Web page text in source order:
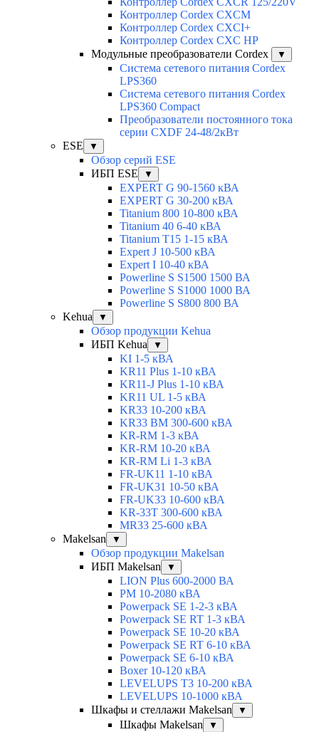
Контроллер Cordex CXCM
Контроллер Cordex CXCI+
Контроллер Cordex CXC HP
Модульные преобразователи Cordex
▼
Система сетевого питания Cordex
LPS360
Система сетевого питания Cordex
LPS360 Compact
Преобразователи постоянного тока
серии CXDF 24-48/2кВт
ESE
▼
Обзор серий ESE
ИБП ESE
▼
EXPERT G 90-1560 кВА
EXPERT G 30-200 кВА
Titanium 800 10-800 кВА
Titanium 40 6-40 кВА
Titanium T15 1-15 кВА
Expert J 10-500 кВА
Expert I 10-40 кВА
Powerline S S1500 1500 ВА
Powerline S S1000 1000 ВА
Powerline S S800 800 ВА
Kehua
▼
Обзор продукции Kehua
ИБП Kehua
▼
KI 1-5 кВА
KR11 Plus 1-10 кВА
KR11-J Plus 1-10 кВА
KR11 UL 1-5 кВА
KR33 10-200 кВА
KR33 BM 300-600 кВА
KR-RM 1-3 кВА
KR-RM 10-20 кВА
KR-RM Li 1-3 кВА
FR-UK11 1-10 кВА
FR-UK31 10-50 кВА
FR-UK33 10-600 кВА
KR-33T 300-600 кВА
MR33 25-600 кВА
Makelsan
▼
Обзор продукции Makelsan
ИБП Makelsan
▼
LION Plus 600-2000 ВА
PM 10-2080 кВА
Powerpack SE 1-2-3 кВА
Powerpack SE RT 1-3 кВА
Powerpack SE 10-20 кВА
Powerpack SE RT 6-10 кВА
Powerpack SE 6-10 кВА
Boxer 10-120 кВА
LEVELUPS T3 10-200 кВА
LEVELUPS 10-1000 кВА
Шкафы и стеллажи Makelsan
▼
Шкафы Makelsan ▼